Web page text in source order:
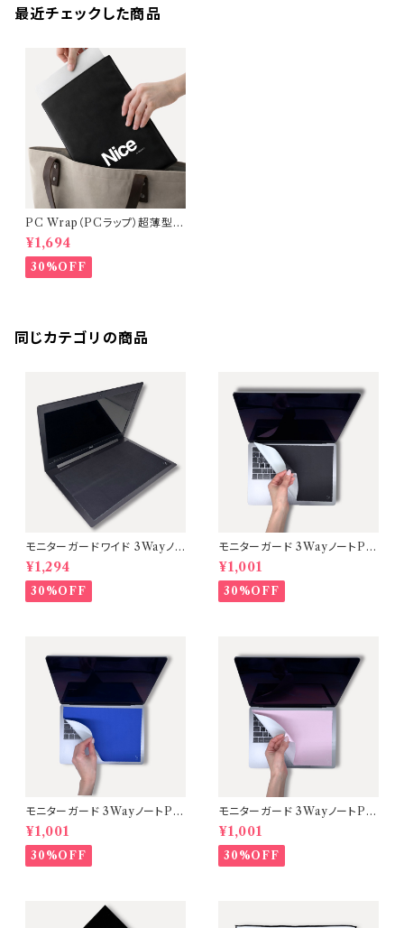
最近チェックした商品
PC Wrap（PCラップ）超薄型・
軽量ノートPCケース【カラー：Bl
ack】
¥1,694
30%OFF
同じカテゴリの商品
モニターガードワイド 3Wayノ
ートPC画面保護クロス・マウス
パッド【15.6〜17インチ対応】A
Mastery
¥1,294
30%OFF
モニターガード 3WayノートPC
画面保護クロス・マウスパッド
【カラー：Black】A Mastery
¥1,001
30%OFF
モニターガード 3WayノートPC
画面保護クロス・マウスパッド
【カラー：Royal Blue】A Mast
ery
¥1,001
30%OFF
モニターガード 3WayノートPC
画面保護クロス・マウスパッド
【カラー：Baby Pink】A Maste
ry
¥1,001
30%OFF